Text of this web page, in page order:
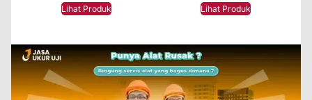
Lihat Produk ★★★★★
Lihat Produk